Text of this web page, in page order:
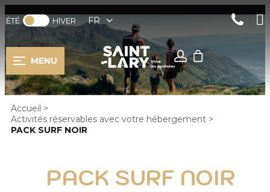
ÉTÉ HIVER FR
MENU
Accueil >
Activités réservables avec votre hébergement >
PACK SURF NOIR
PACK SURF NOIR